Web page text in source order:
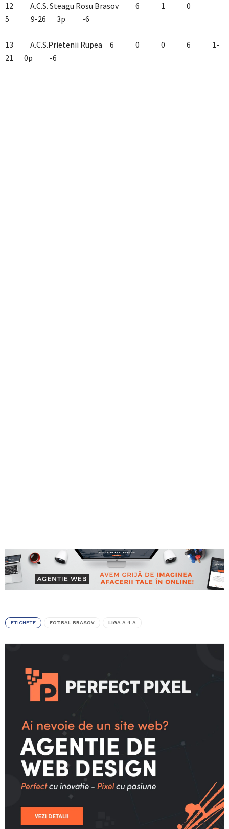
12 A.C.S. Steagu Rosu Brasov 6 1 0
5 9-26 3p -6
13 A.C.S.Prietenii Rupea 6 0 0 6 1-
21 0p -6
ETICHETE FOTBAL BRASOV LIGA A 4 A